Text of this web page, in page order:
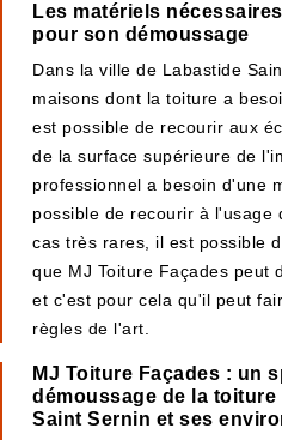
Les matériels
pour son démoussage
Dans la ville de Labastide
maisons dont la toiture a
est possible de recourir aux
de la surface supérieure de
professionnel a besoin d'une
possible de recourir à l'usage
cas très rares, il est possible
que MJ Toiture Façades peut
et c'est pour cela qu'il peut
règles de l'art.
MJ Toiture Façades : un
démoussage de la
Saint Sernin et ses